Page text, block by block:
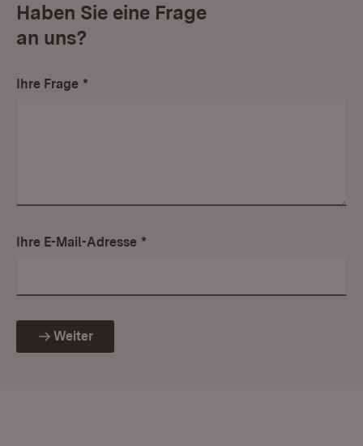
Haben Sie eine Frage
an uns?
Ihre Frage *
Ihre E-Mail-Adresse *
Weiter